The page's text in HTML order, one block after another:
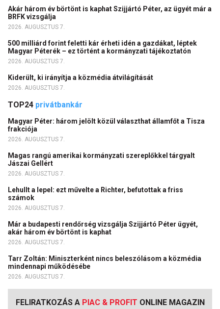
Akár három év börtönt is kaphat Szijjártó Péter, az ügyét már a
BRFK vizsgálja
2026. AUGUSZTUS 7.
500 milliárd forint feletti kár érheti idén a gazdákat, léptek
Magyar Péterék – ez történt a kormányzati tájékoztatón
2026. AUGUSZTUS 7.
Kiderült, ki irányítja a közmédia átvilágítását
2026. AUGUSZTUS 7.
TOP24 privátbankár
Magyar Péter: három jelölt közül választhat államfőt a Tisza
frakciója
2026. AUGUSZTUS 7.
Magas rangú amerikai kormányzati szereplőkkel tárgyalt
Jászai Gellért
2026. AUGUSZTUS 7.
Lehullt a lepel: ezt művelte a Richter, befutottak a friss
számok
2026. AUGUSZTUS 7.
Már a budapesti rendőrség vizsgálja Szijjártó Péter ügyét,
akár három év börtönt is kaphat
2026. AUGUSZTUS 7.
Tarr Zoltán: Miniszterként nincs beleszólásom a közmédia
mindennapi működésébe
2026. AUGUSZTUS 7.
FELIRATKOZÁS A PIAC & PROFIT ONLINE MAGAZIN